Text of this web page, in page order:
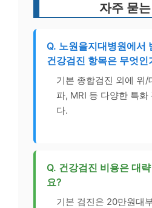
자주 묻
Q. 노원을지대병원에서
건강검진 항목은 무엇인
기본 종합검진 외에 위/
파, MRI 등 다양한 특화
다.
Q. 건강검진 비용은 대
요?
기본 검진은 20만원대